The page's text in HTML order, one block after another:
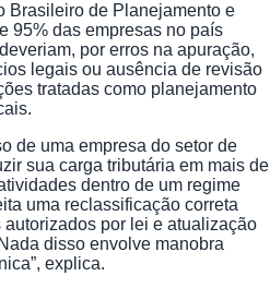
Brasileiro de Planejamento e
95% das empresas no país
por erros na apuração,
legais ou ausência de revisão
tratadas como planejamento
de uma empresa do setor de
sua carga tributária em mais de
dentro de um regime
uma reclassificação correta
por lei e atualização
disso envolve manobra
explica.